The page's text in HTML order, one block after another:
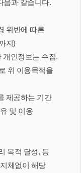
음과 같습니다.
위반에 따른
지)
개인정보는 수집.
위 이용목적을
제공하는 기간
및 이용
목적 달성, 등
체없이 해당